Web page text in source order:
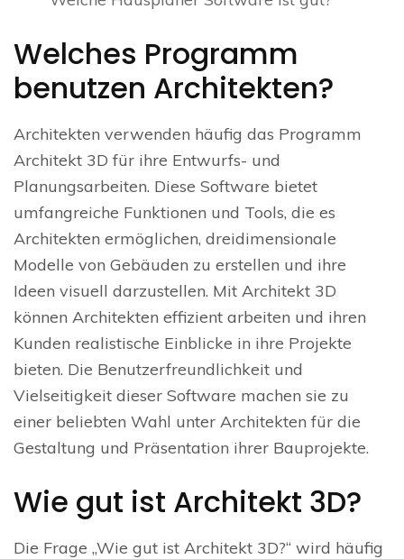
Welches Programm
benutzen Architekten?
Architekten verwenden häufig das Programm
Architekt 3D für ihre Entwurfs- und
Planungsarbeiten. Diese Software bietet
umfangreiche Funktionen und Tools, die es
Architekten ermöglichen, dreidimensionale
Modelle von Gebäuden zu erstellen und ihre
Ideen visuell darzustellen. Mit Architekt 3D
können Architekten effizient arbeiten und ihren
Kunden realistische Einblicke in ihre Projekte
bieten. Die Benutzerfreundlichkeit und
Vielseitigkeit dieser Software machen sie zu
einer beliebten Wahl unter Architekten für die
Gestaltung und Präsentation ihrer Bauprojekte.
Wie gut ist Architekt 3D?
Die Frage „Wie gut ist Architekt 3D?“ wird häufig